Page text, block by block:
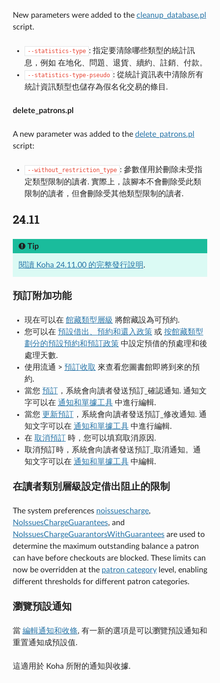
New parameters were added to the cleanup_database.pl
script.
--statistics-type : 指定要清除哪些類型的統計訊
息，例如 在地化、問題、退貨、續約、註銷、付款。
--statistics-type-pseudo : 從統計資訊表中清除所有
統計資訊類型也儲存為假名化交易的條目.
delete_patrons.pl
A new parameter was added to the delete_patrons.pl
script:
--without_restriction_type : 參數僅用於刪除未受指
定類型限制的讀者. 實際上，該腳本不會刪除受此類
限制的讀者，但會刪除受其他類型限制的讀者.
24.11
Tip
閱讀 Koha 24.11.00 的完整發行說明.
預訂附加功能
現在可以在 館藏類型層級 將館藏設為可預約.
您可以在 預設借出、預約和還入政策 或 按館藏類型
劃分的預設預約和預訂政策 中設定預借的預處理和後
處理天數.
使用流通 > 預訂收取 來查看您圖書館即將到來的預
約.
當您 預訂
，系統會向讀者發送預訂_確認通知. 通知文
字可以在 通知和單據工具中進行編輯.
當您 更新預訂
，系統會向讀者發送預訂_修改通知. 通
知文字可以在 通知和單據工具中進行編輯.
在 取消預訂
時，您可以填寫取消原因.
取消預訂時，系統會向讀者發送預訂_取消通知。通
知文字可以在 通知和單據工具中編輯.
在讀者類別層級設定借出阻止的限制
The system preferences noissuescharge,
NoIssuesChargeGuarantees, and
NoIssuesChargeGuarantorsWithGuaranteesare used to
determine the maximum outstanding balance a patron
can have before checkouts are blocked. These limits can
now be overridden at the patron categorylevel, enabling
different thresholds for different patron categories.
瀏覽預設通知
當 編輯通知和收條, 有一新的選項是可以瀏覽預設通知和
重置通知成預設值.
這適用於 Koha 所附的通知與收據.